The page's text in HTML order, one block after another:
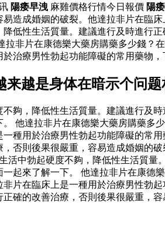
陽痿早洩 麻雞價格行情今日報價 陽
造成婚姻的破裂。他達拉非片在臨
低性生活質量。建議進行及時進行
非片在康德樂大藥房購藥多少錢
治療男性勃起功能障礙的常用藥物，
越是身体在暗示个问
夠，降低性生活質量。建議進行及
他達拉非片在康德樂大藥房購藥
種用於治療男性勃起功能障礙的常
否則後果很嚴重，容易造成婚姻的
活中勃起硬度不夠，降低性生活質
起來了解一下。 他達拉非片在康
片在臨床上是一種用於治療男性勃
確的改善治療，否則後果很嚴重，